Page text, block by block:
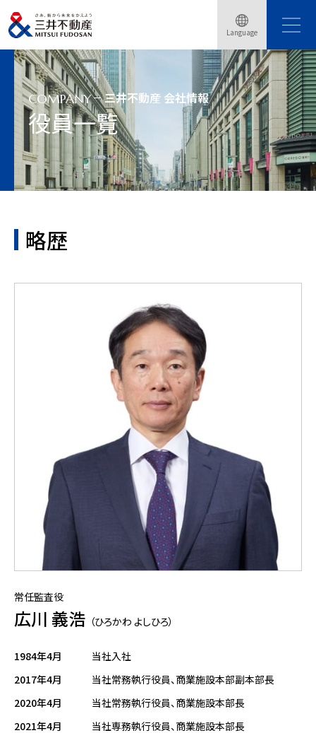
Language
トップページ 会社情報 略歴：広川 義浩
COMPANY 三井不動産 会社情報
役員一覧
略歴
常任監査役
広川 義浩 （ひろかわ よしひろ）
1984年4月
当社入社
2017年4月
当社常務執行役員、商業施設本部副本部長
2020年4月
当社常務執行役員、商業施設本部長
2021年4月
当社専務執行役員、商業施設本部長